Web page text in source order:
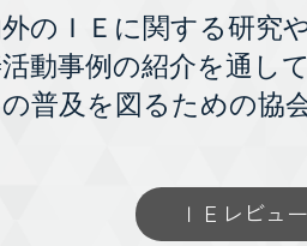
のＩＥに関する研究
動事例の紹介を通して
の普及を図るための協
ＩＥレビュ